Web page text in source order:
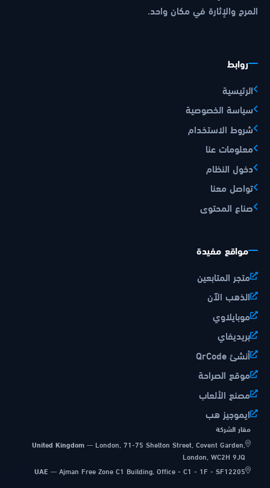
المرح والإثارة في مكان واحد.
روابط
الرئيسية
سياسة الخصوصية
شروط الاستخدام
معلومات عنا
دخول النظام
تواصل معنا
صناع المحتوى
مواقع مفيدة
متجر المتابعين
الذهب الآن
موبايلاوي
بريديفاي
أنشئ QrCode
موقع الصراحة
مصنع الألعاب
ايموجيز هب
مقار الشركة
United Kingdom — London, 71-75 Shelton Street, Covent Garden,
London, WC2H 9JQ
UAE — Ajman Free Zone C1 Building, Office - C1 - 1F - SF12205